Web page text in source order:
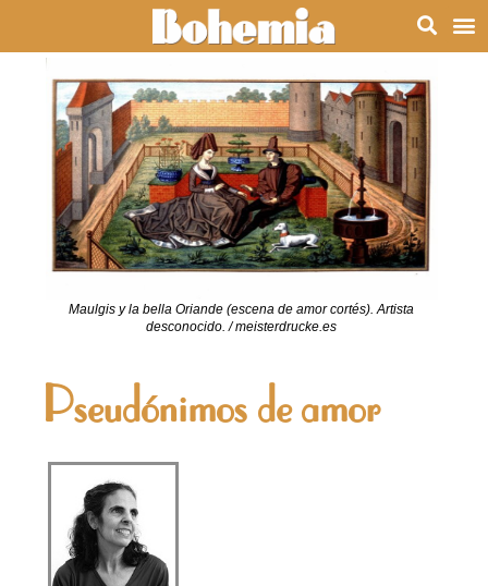
Maulgis y la bella Oriande (escena de amor cortés). Artista
desconocido. / meisterdrucke.es
Pseudónimos de amor